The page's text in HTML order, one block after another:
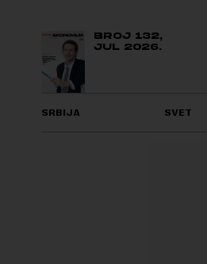
BROJ 132,
JUL 2026.
SRBIJA SVET